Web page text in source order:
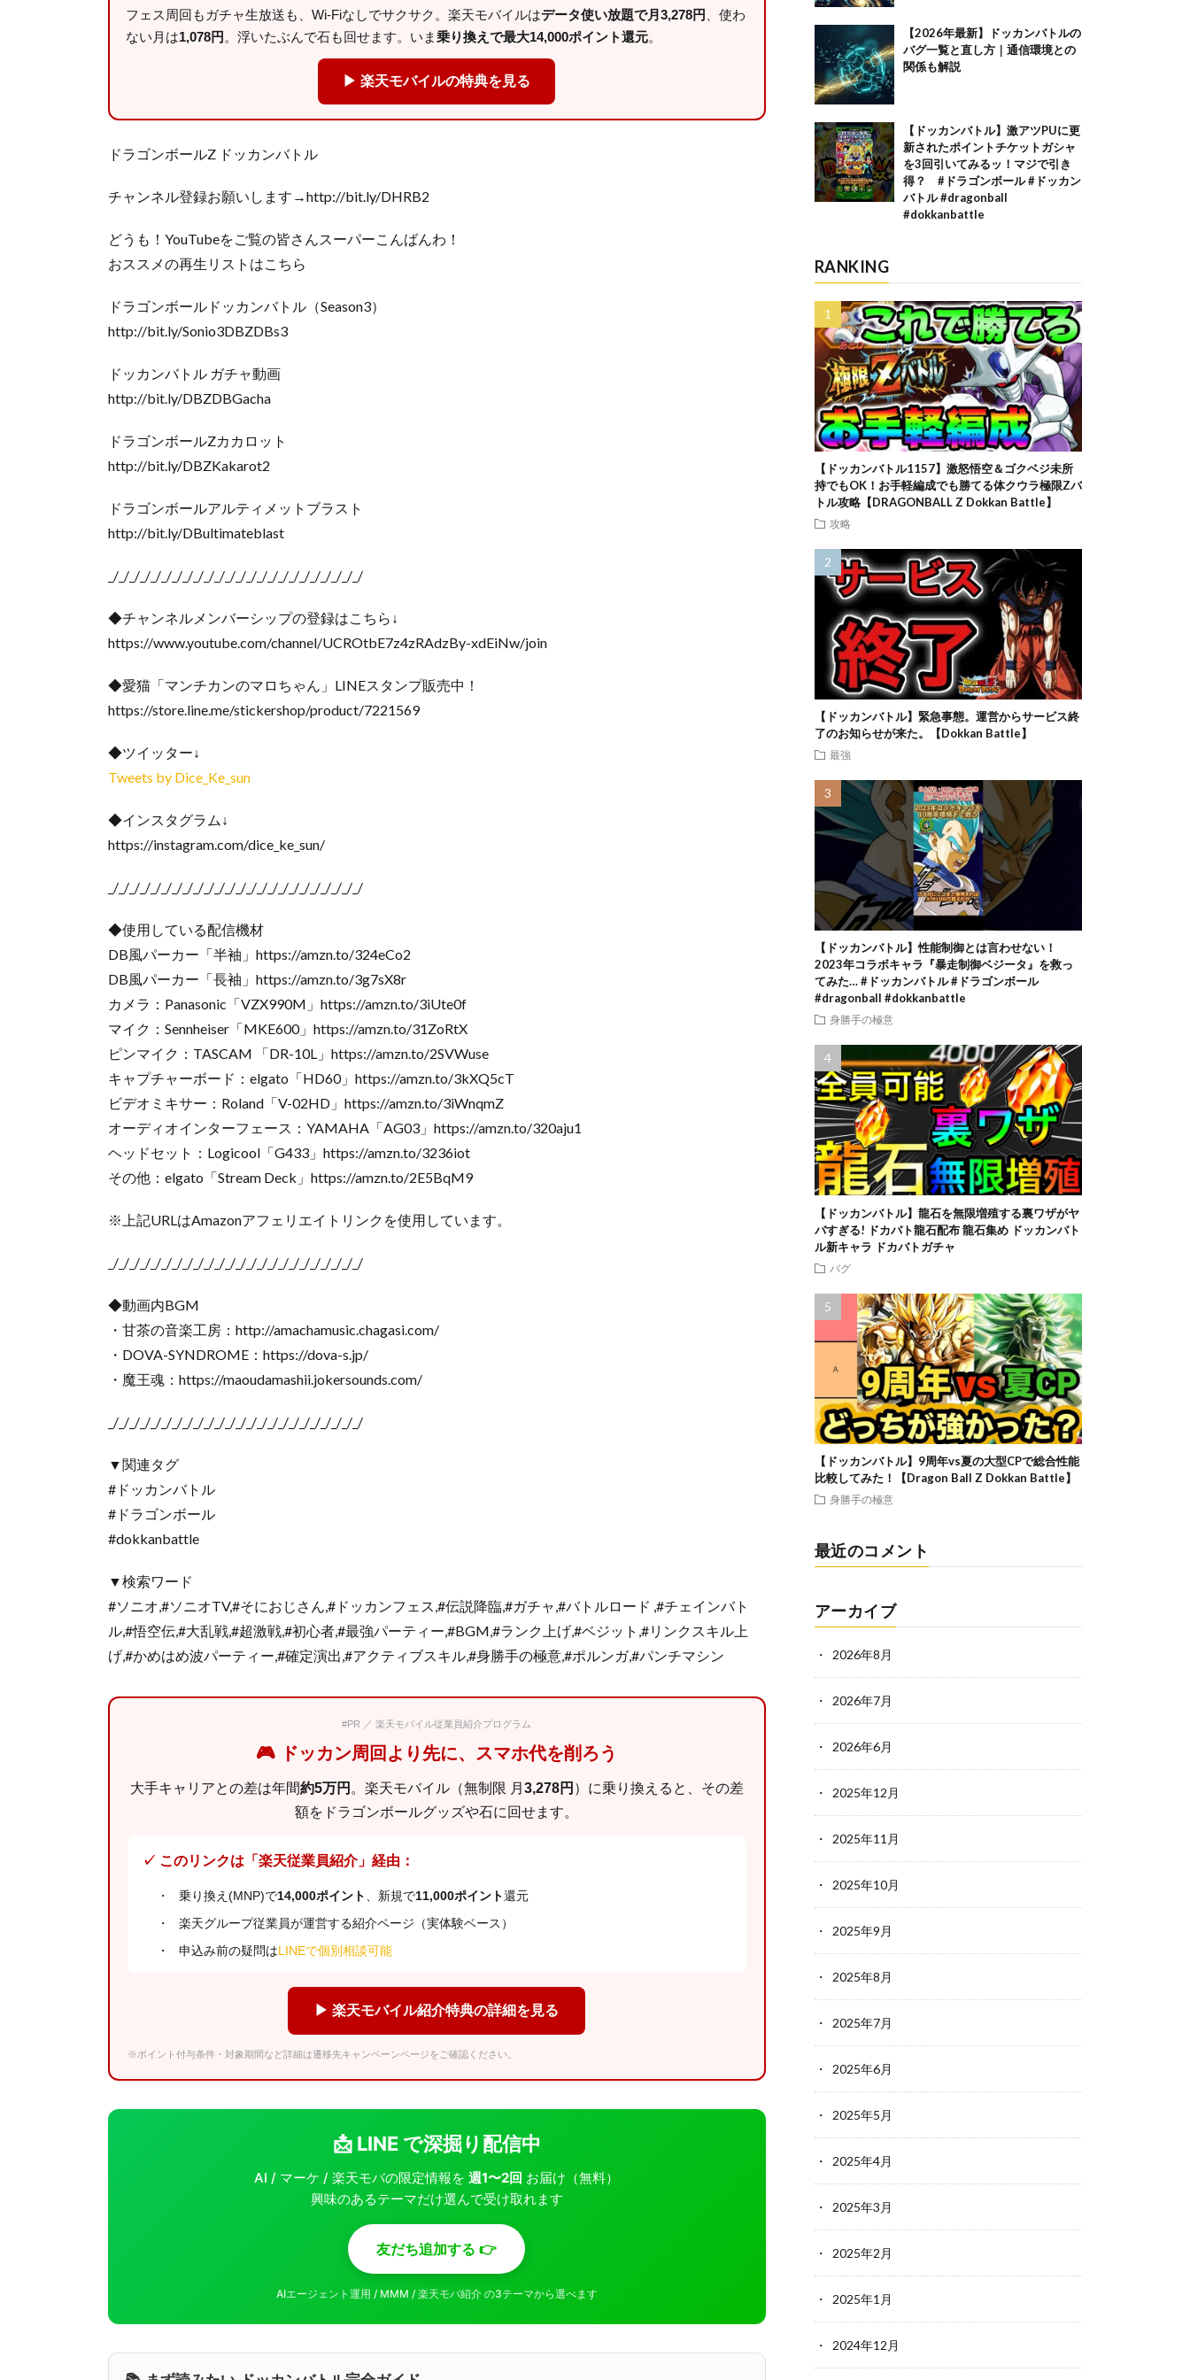
フェス周回もガチャ生放送も、Wi-Fiなしでサクサク。楽天モバイルはデータ使い放題で月3,278円
、使わ
ない月は1,078円 。浮いたぶんで石も回せます。いま乗り換えで最大14,000ポイント還元。
▶ 楽天モバイルの特典を見る
ドラゴンボールZ ドッカンバトル
チャンネル登録お願いします→http://bit.ly/DHRB2
どうも！YouTubeをご覧の皆さんスーパーこんばんわ！
おススメの再生リストはこちら
ドラゴンボールドッカンバトル（Season3）
http://bit.ly/Sonio3DBZDBs3
ドッカンバトル ガチャ動画
http://bit.ly/DBZDBGacha
ドラゴンボールZカカロット
http://bit.ly/DBZKakarot2
ドラゴンボールアルティメットブラスト
http://bit.ly/DBultimateblast
_/_/_/_/_/_/_/_/_/_/_/_/_/_/_/_/_/_/_/_/_/_/_/_/
◆チャンネルメンバーシップの登録はこちら↓
https://www.youtube.com/channel/UCROtbE7z4zRAdzBy-xdEiNw/join
◆愛猫「マンチカンのマロちゃん」LINEスタンプ販売中！
https://store.line.me/stickershop/product/7221569
◆ツイッター↓
Tweets by Dice_Ke_sun
◆インスタグラム↓
https://instagram.com/dice_ke_sun/
_/_/_/_/_/_/_/_/_/_/_/_/_/_/_/_/_/_/_/_/_/_/_/_/
◆使用している配信機材
DB風パーカー「半袖」https://amzn.to/324eCo2
DB風パーカー「長袖」https://amzn.to/3g7sX8r
カメラ：Panasonic「VZX990M」https://amzn.to/3iUte0f
マイク：Sennheiser「MKE600」https://amzn.to/31ZoRtX
ピンマイク：TASCAM 「DR-10L」https://amzn.to/2SVWuse
キャプチャーボード：elgato「HD60」https://amzn.to/3kXQ5cT
ビデオミキサー：Roland「V-02HD」https://amzn.to/3iWnqmZ
オーディオインターフェース：YAMAHA「AG03」https://amzn.to/320aju1
ヘッドセット：Logicool「G433」https://amzn.to/3236iot
その他：elgato「Stream Deck」https://amzn.to/2E5BqM9
※上記URLはAmazonアフェリエイトリンクを使用しています。
_/_/_/_/_/_/_/_/_/_/_/_/_/_/_/_/_/_/_/_/_/_/_/_/
◆動画内BGM
・甘茶の音楽工房：http://amachamusic.chagasi.com/
・DOVA-SYNDROME：https://dova-s.jp/
・魔王魂：https://maoudamashii.jokersounds.com/
_/_/_/_/_/_/_/_/_/_/_/_/_/_/_/_/_/_/_/_/_/_/_/_/
▼関連タグ
#ドッカンバトル
#ドラゴンボール
#dokkanbattle
▼検索ワード
#ソニオ,#ソニオTV,#そにおじさん,#ドッカンフェス,#伝説降臨,#ガチャ,#バトルロード ,#チェインバト
ル,#悟空伝,#大乱戦,#超激戦,#初心者,#最強パーティー,#BGM,#ランク上げ,#ベジット,#リンクスキル上
げ,#かめはめ波パーティー,#確定演出,#アクティブスキル,#身勝手の極意,#ポルンガ,#パンチマシン
#PR ／ 楽天モバイル従業員紹介プログラム
🎮 ドッカン周回より先に、スマホ代を削ろう
大手キャリアとの差は年間約5万円 。楽天モバイル（無制限 月 3,278円 ）に乗り換えると、その差
額をドラゴンボールグッズや石に回せます。
✓ このリンクは「楽天従業員紹介」経由：
乗り換え(MNP)で14,000ポイント 、新規で11,000ポイント還元
楽天グループ従業員が運営する紹介ページ（実体験ベース）
申込み前の疑問はLINEで個別相談可能
▶ 楽天モバイル紹介特典の詳細を見る
※ポイント付与条件・対象期間など詳細は遷移先キャンペーンページをご確認ください。
📩 LINE で深掘り配信中
AI / マーケ / 楽天モバの限定情報を週1〜2回 お届け（無料）
興味のあるテーマだけ選んで受け取れます
友だち追加する 👉
AIエージェント運用 / MMM / 楽天モバ紹介 の3テーマから選べます
【2026年最新】ドッカンバトルの
バグ一覧と直し方｜通信環境との
関係も解説
【ドッカンバトル】激アツPUに更
新されたポイントチケットガシャ
を3回引いてみるッ！マジで引き
得？ #ドラゴンボール #ドッカン
バトル #dragonball
#dokkanbattle
RANKING
【ドッカンバトル1157】激怒悟空＆ゴクベジ未所
持でもOK！お手軽編成でも勝てる体クウラ極限Zバ
トル攻略【DRAGONBALL Z Dokkan Battle】
攻略
【ドッカンバトル】緊急事態。運営からサービス終
了のお知らせが来た。【Dokkan Battle】
最強
【ドッカンバトル】性能制御とは言わせない！
2023年コラボキャラ『暴走制御ベジータ』を救っ
てみた… #ドッカンバトル #ドラゴンボール
#dragonball #dokkanbattle
身勝手の極意
【ドッカンバトル】龍石を無限増殖する裏ワザがヤ
バすぎる! ドカバト龍石配布 龍石集め ドッカンバト
ル新キャラ ドカバトガチャ
バグ
【ドッカンバトル】9周年vs夏の大型CPで総合性能
比較してみた！【Dragon Ball Z Dokkan Battle】
身勝手の極意
最近のコメント
アーカイブ
2026年8月
2026年7月
2026年6月
2025年12月
2025年11月
2025年10月
2025年9月
2025年8月
2025年7月
2025年6月
2025年5月
2025年4月
2025年3月
2025年2月
2025年1月
2024年12月